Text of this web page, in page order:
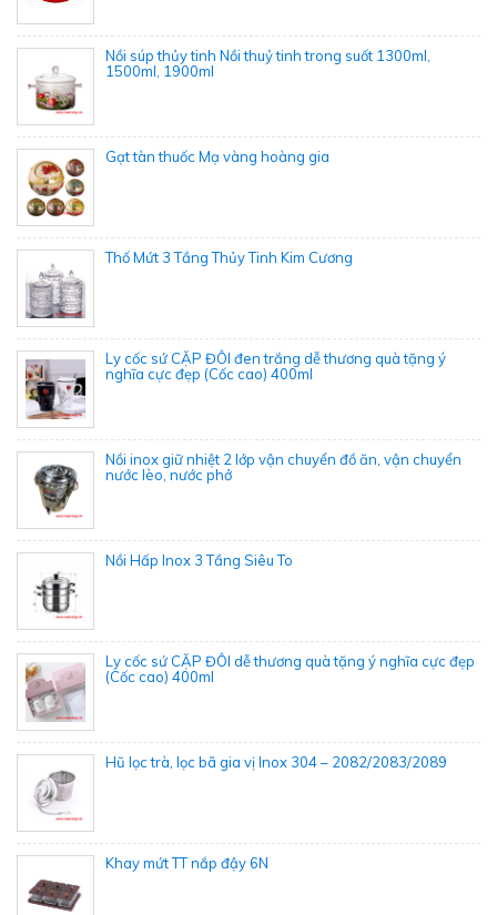
Nồi súp thủy tinh Nồi thuỷ tinh trong suốt 1300ml,
1500ml, 1900ml
Gạt tàn thuốc Mạ vàng hoàng gia
Thố Mứt 3 Tầng Thủy Tinh Kim Cương
Ly cốc sứ CẶP ĐÔI đen trắng dễ thương quà tặng ý
nghĩa cực đẹp (Cốc cao) 400ml
Nồi inox giữ nhiệt 2 lớp vận chuyển đồ ăn, vận chuyển
nước lèo, nước phở
Nồi Hấp Inox 3 Tầng Siêu To
Ly cốc sứ CẶP ĐÔI dễ thương quà tặng ý nghĩa cực đẹp
(Cốc cao) 400ml
Hũ lọc trà, lọc bã gia vị Inox 304 – 2082/2083/2089
Khay mứt TT nắp đậy 6N